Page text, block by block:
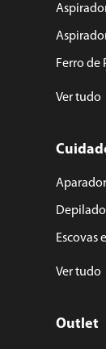
Ferro de
Ver tudo
Escovas
Ver tudo
Outlet